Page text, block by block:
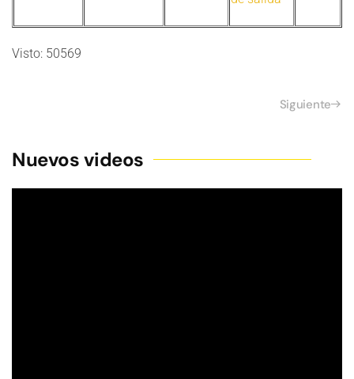
Visto: 50569
Siguiente
Nuevos videos